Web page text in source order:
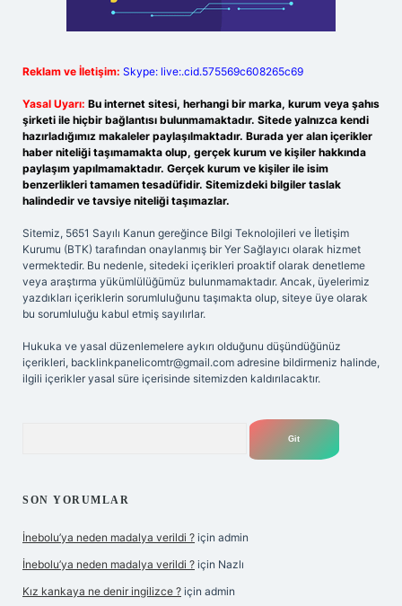
Reklam ve İletişim: Skype: live:.cid.575569c608265c69
Yasal Uyarı: Bu internet sitesi, herhangi bir marka, kurum veya şahıs
şirketi ile hiçbir bağlantısı bulunmamaktadır. Sitede yalnızca kendi
hazırladığımız makaleler paylaşılmaktadır. Burada yer alan içerikler
haber niteliği taşımamakta olup, gerçek kurum ve kişiler hakkında
paylaşım yapılmamaktadır. Gerçek kurum ve kişiler ile isim
benzerlikleri tamamen tesadüfidir. Sitemizdeki bilgiler taslak
halindedir ve tavsiye niteliği taşımazlar.
Sitemiz, 5651 Sayılı Kanun gereğince Bilgi Teknolojileri ve İletişim
Kurumu (BTK) tarafından onaylanmış bir Yer Sağlayıcı olarak hizmet
vermektedir. Bu nedenle, sitedeki içerikleri proaktif olarak denetleme
veya araştırma yükümlülüğümüz bulunmamaktadır. Ancak, üyelerimiz
yazdıkları içeriklerin sorumluluğunu taşımakta olup, siteye üye olarak
bu sorumluluğu kabul etmiş sayılırlar.
Hukuka ve yasal düzenlemelere aykırı olduğunu düşündüğünüz
içerikleri, backlinkpanelicomtr@gmail.com adresine bildirmeniz halinde,
ilgili içerikler yasal süre içerisinde sitemizden kaldırılacaktır.
SON YORUMLAR
İnebolu’ya neden madalya verildi ? için admin
İnebolu’ya neden madalya verildi ? için Nazlı
Kız kankaya ne denir ingilizce ? için admin